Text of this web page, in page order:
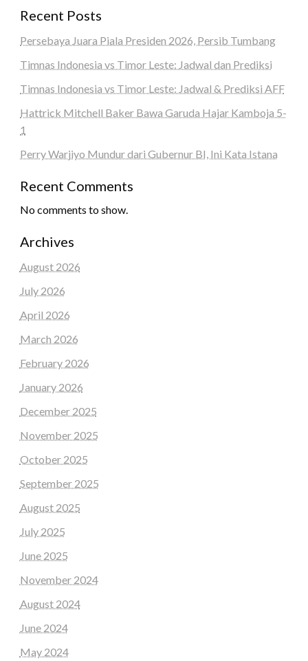
Recent Posts
Persebaya Juara Piala Presiden 2026, Persib Tumbang
Timnas Indonesia vs Timor Leste: Jadwal dan Prediksi
Timnas Indonesia vs Timor Leste: Jadwal & Prediksi AFF
Hattrick Mitchell Baker Bawa Garuda Hajar Kamboja 5-
1
Perry Warjiyo Mundur dari Gubernur BI, Ini Kata Istana
Recent Comments
No comments to show.
Archives
August 2026
July 2026
April 2026
March 2026
February 2026
January 2026
December 2025
November 2025
October 2025
September 2025
August 2025
July 2025
June 2025
November 2024
August 2024
June 2024
May 2024